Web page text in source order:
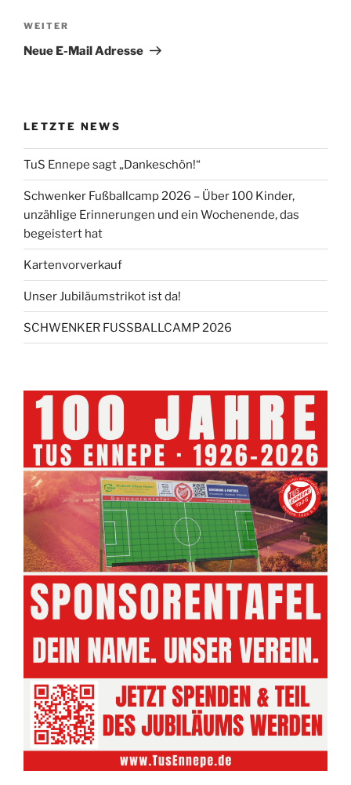
Nächster
Beitrag
WEITER
Neue E-Mail Adresse
LETZTE NEWS
TuS Ennepe sagt „Dankeschön!“
Schwenker Fußballcamp 2026 – Über 100 Kinder,
unzählige Erinnerungen und ein Wochenende, das
begeistert hat
Kartenvorverkauf
Unser Jubiläumstrikot ist da!
SCHWENKER FUSSBALLCAMP 2026